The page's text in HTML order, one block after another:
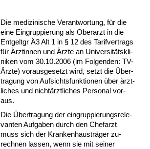
Die me­di­zi­ni­sche Ver­ant­wor­tung, für die
ei­ne Ein­grup­pie­rung als Ober­arzt in die
Ent­gelt­gr Ä3 Alt 1 in § 12 des Ta­rif­ver­trags
für Ärz­tin­nen und Ärz­te an Uni­ver­sitätskli­
ni­ken vom 30.10.2006 (im Fol­gen­den: TV-
Ärz­te) vor­aus­ge­setzt wird, setzt die Über­
tra­gung von Auf­sichts­funk­tio­nen über ärzt­
li­ches und nichtärzt­li­ches Per­so­nal vor­
aus.
Die Über­tra­gung der ein­grup­pie­rungs­re­le­
van­ten Auf­ga­ben durch den Chef­arzt
muss sich der Kran­ken­haus­träger zu­
rech­nen las­sen, wenn sie mit sei­ner